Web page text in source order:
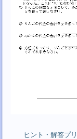
ヒント・解答プ